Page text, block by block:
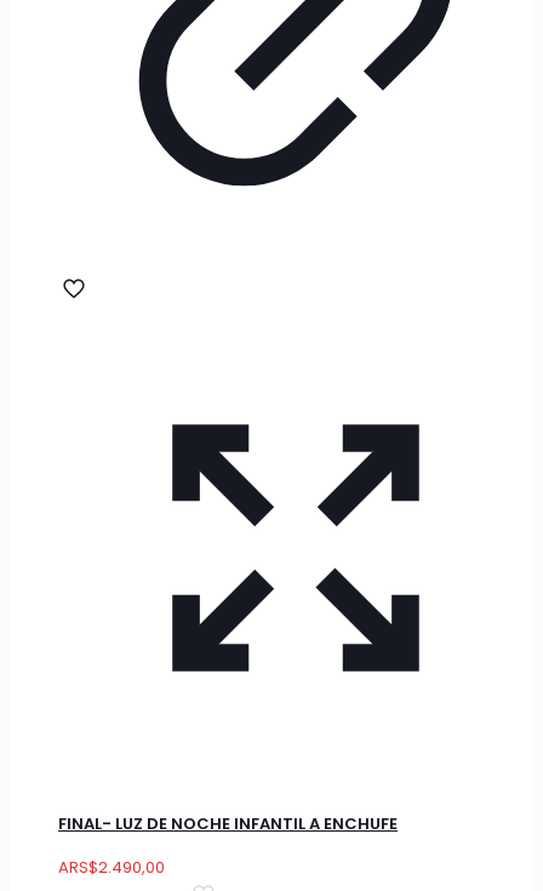
FINAL- LUZ DE NOCHE INFANTIL A ENCHUFE
ARS$2.490,00